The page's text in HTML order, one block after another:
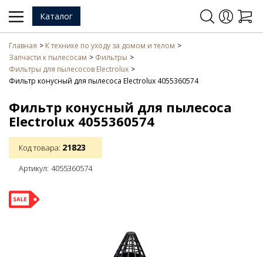
Каталог
Главная
К технике по уходу за домом и телом
Запчасти к пылесосам
Фильтры
Фильтры для пылесосов Electrolux
Фильтр конусный для пылесоса Electrolux 4055360574
Фильтр конусный для пылесоса
Electrolux 4055360574
Код товара: 21823
Артикул: 4055360574